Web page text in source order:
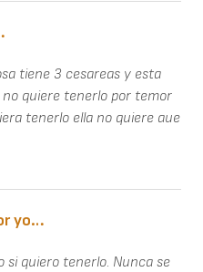
tiene 3 cesareas y esta
no quiere tenerlo por temor
tenerlo ella no quiere aue
yo…
si quiero tenerlo. Nunca se